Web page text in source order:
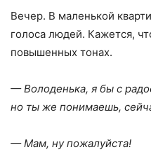
Вечер. В маленькой
голоса людей. Кажется,
повышенных тонах.
— Володенька, я бы с
но ты же понимаешь,
— Мам, ну пожалуйста!